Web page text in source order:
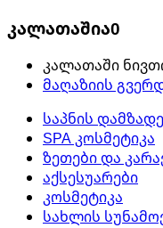
კალათაშია0
კალათაში
მაღაზიის
საპნის
SPA კოსმეტიკა
ზეთები და
აქსესუარები
კოსმეტიკა
სახლის